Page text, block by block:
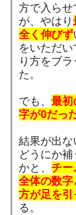
方で入ら
が、やはり
全く伸びず
をいただ
り方をブ
た。
でも、 最初
字が0だっ
結果が出
どうにか
かと、 チー
全体の数
方が足を引
る。